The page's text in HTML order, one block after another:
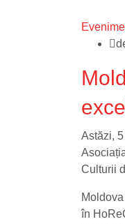
Astăzi,
Culturii
în